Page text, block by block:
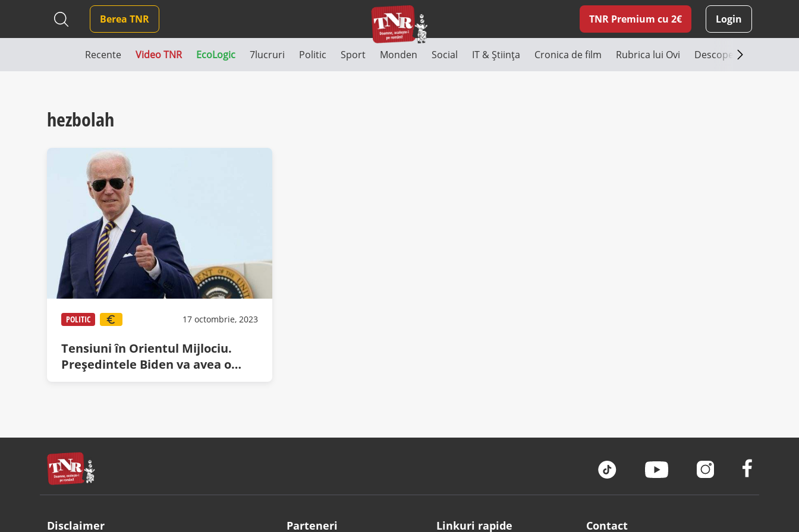
Berea TNR TNR Premium cu 2€ Login
Recente Video TNR EcoLogic 7lucruri Politic Sport Monden Social IT & Știința Cronica de film Rubrica lui Ovi Descoperă România
hezbolah
POLITIC 17 octombrie, 2023
Tensiuni în Orientul Mijlociu.
Președintele Biden va avea o
întâlnire cu liderul Hezbollah,
Disclaimer Parteneri Linkuri rapide Contact